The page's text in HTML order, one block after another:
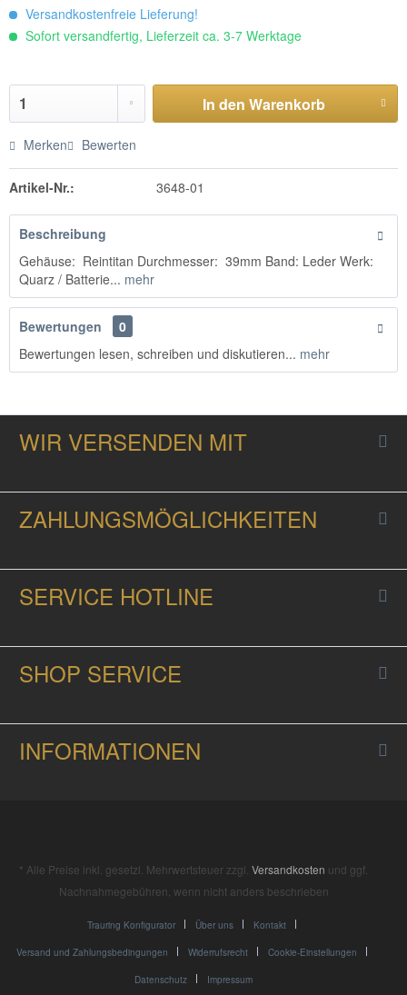
Versandkostenfreie Lieferung!
Sofort versandfertig, Lieferzeit ca. 3-7 Werktage
In den Warenkorb
Merken Bewerten
Artikel-Nr.: 3648-01
Beschreibung
Gehäuse: Reintitan Durchmesser: 39mm Band: Leder Werk:
Quarz / Batterie... mehr
Bewertungen
0
Bewertungen lesen, schreiben und diskutieren... mehr
WIR VERSENDEN MIT
ZAHLUNGSMÖGLICHKEITEN
SERVICE HOTLINE
SHOP SERVICE
INFORMATIONEN
* Alle Preise inkl. gesetzl. Mehrwertsteuer zzgl.Versandkosten und ggf.
Nachnahmegebühren, wenn nicht anders beschrieben
Trauring Konfigurator Über uns Kontakt
Versand und Zahlungsbedingungen Widerrufsrecht Cookie-Einstellungen
Datenschutz Impressum